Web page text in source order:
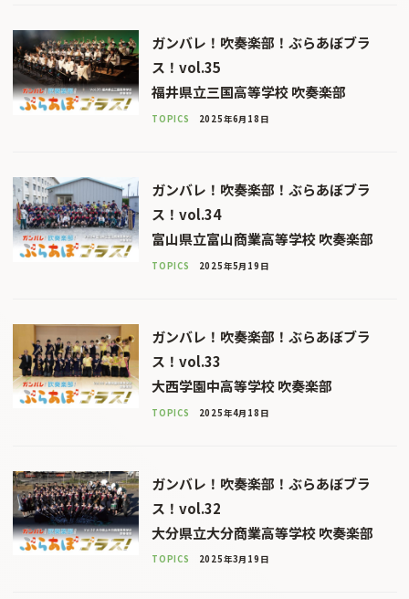
ガンバレ！吹奏楽部！ぶらあぼブラ
ス！vol.35
福井県立三国高等学校 吹奏楽部
TOPICS 2025年6月18日
ガンバレ！吹奏楽部！ぶらあぼブラ
ス！vol.34
富山県立富山商業高等学校 吹奏楽部
TOPICS 2025年5月19日
ガンバレ！吹奏楽部！ぶらあぼブラ
ス！vol.33
大西学園中高等学校 吹奏楽部
TOPICS 2025年4月18日
ガンバレ！吹奏楽部！ぶらあぼブラ
ス！vol.32
大分県立大分商業高等学校 吹奏楽部
TOPICS 2025年3月19日